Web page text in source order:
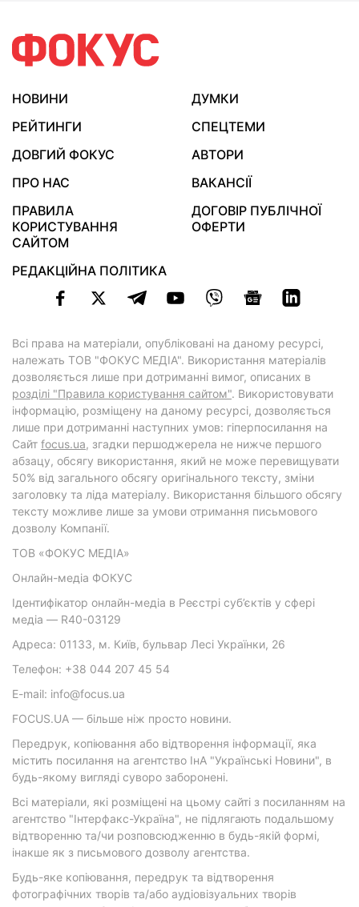
НОВИНИ
ДУМКИ
РЕЙТИНГИ
СПЕЦТЕМИ
ДОВГИЙ ФОКУС
АВТОРИ
ПРО НАС
ВАКАНСІЇ
ПРАВИЛА
КОРИСТУВАННЯ
САЙТОМ
ДОГОВІР ПУБЛІЧНОЇ
ОФЕРТИ
РЕДАКЦІЙНА ПОЛІТИКА
Всі права на матеріали, опубліковані на даному ресурсі,
належать ТОВ "ФОКУС МЕДІА". Використання матеріалів
дозволяється лише при дотриманні вимог, описаних в
розділі "Правила користування сайтом". Використовувати
інформацію, розміщену на даному ресурсі, дозволяється
лише при дотриманні наступних умов: гіперпосилання на
Cайт focus.ua, згадки першоджерела не нижче першого
абзацу, обсягу використання, який не може перевищувати
50% від загального обсягу оригінального тексту, зміни
заголовку та ліда матеріалу. Використання більшого обсягу
тексту можливе лише за умови отримання письмового
дозволу Компанії.
ТОВ «ФОКУС МЕДІА»
Онлайн-медіа ФОКУС
Ідентифікатор онлайн-медіа в Реєстрі суб’єктів у сфері
медіа — R40-03129
Адреса: 01133, м. Київ, бульвар Лесі Українки, 26
Телефон: +38 044 207 45 54
E-mail: info@focus.ua
FOCUS.UA — більше ніж просто новини.
Передрук, копіювання або відтворення інформації, яка
містить посилання на агентство ІнА "Українські Новини", в
будь-якому вигляді суворо заборонені.
Всі матеріали, які розміщені на цьому сайті з посиланням на
агентство "Інтерфакс-Україна", не підлягають подальшому
відтворенню та/чи розповсюдженню в будь-якій формі,
інакше як з письмового дозволу агентства.
Будь-яке копіювання, передрук та відтворення
фотографічних творів та/або аудіовізуальних творів